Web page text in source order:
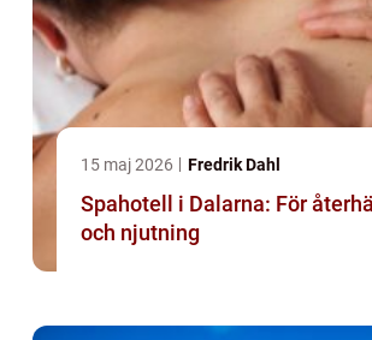
15 maj 2026 Fredrik Dahl
Spahotell i Dalarna: För
och njutning